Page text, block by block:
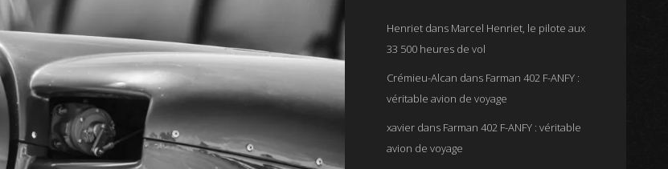
Henriet dans Marcel Henriet, le pilote aux
33 500 heures de vol
Crémieu-Alcan dans Farman 402 F-ANFY :
véritable avion de voyage
xavier dans Farman 402 F-ANFY : véritable
avion de voyage